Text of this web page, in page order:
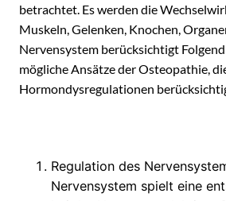
betrachtet. Es werden die
Muskeln, Gelenken, Knochen,
Nervensystem berücksichtigt
mögliche Ansätze der Osteopathie,
Hormondysregulationen
Regulation des
Nervensystem spielt eine